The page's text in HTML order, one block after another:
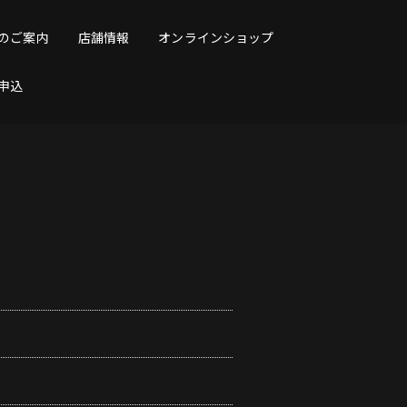
ご案内 店舗情報 オンラインショップ
込